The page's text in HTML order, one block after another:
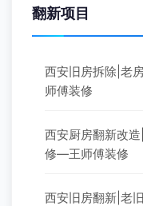
翻新项目
西安旧房拆除|老
师傅装修
西安厨房翻新改
修—王师傅装修
西安旧房翻新|老